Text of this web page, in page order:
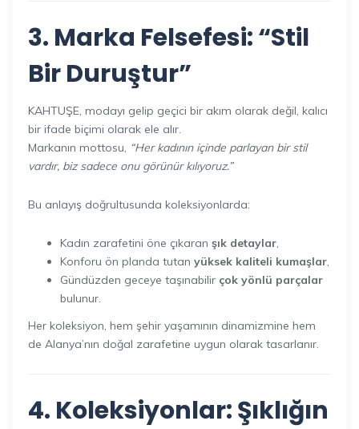
3. Marka Felsefesi: “Stil
Bir Duruştur”
KAHTUŞE, modayı gelip geçici bir akım olarak değil, kalıcı
bir ifade biçimi olarak ele alır.
Markanın mottosu, “Her kadının içinde parlayan bir stil
vardır, biz sadece onu görünür kılıyoruz.”
Bu anlayış doğrultusunda koleksiyonlarda:
Kadın zarafetini öne çıkaran şık detaylar
Konforu ön planda tutan yüksek kaliteli kumaşlar
Gündüzden geceye taşınabilir çok yönlü parçalar
bulunur.
Her koleksiyon, hem şehir yaşamının dinamizmine hem
de Alanya’nın doğal zarafetine uygun olarak tasarlanır.
4. Koleksiyonlar: Şıklığın